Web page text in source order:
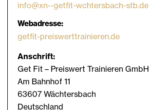
info@xn--getfit-wchtersbach-stb.de
Webadresse:
getfit-preiswerttrainieren.de
Anschrift:
Get Fit – Preiswert Trainieren GmbH
Am Bahnhof 11
63607 Wächtersbach
Deutschland